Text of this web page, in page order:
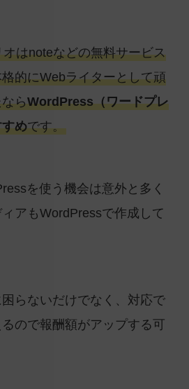
はnoteなどの無料サービス
的にWebライターとして頑
らWordPress（ワードプレ
めです。
を使う機会は意外と多く
アもWordPressで作成して
らないだけでなく、対応で
ので報酬額がアップする可